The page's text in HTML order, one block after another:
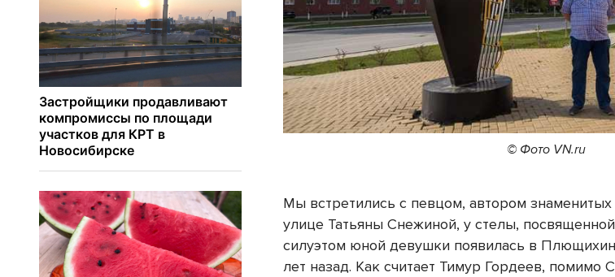
© Фото VN.ru
Мы встретились с певцом, автором
улице Татьяны Снежиной, у стелы,
силуэтом юной девушки появилась в
лет назад. Как считает Тимур Гордеев, помимо